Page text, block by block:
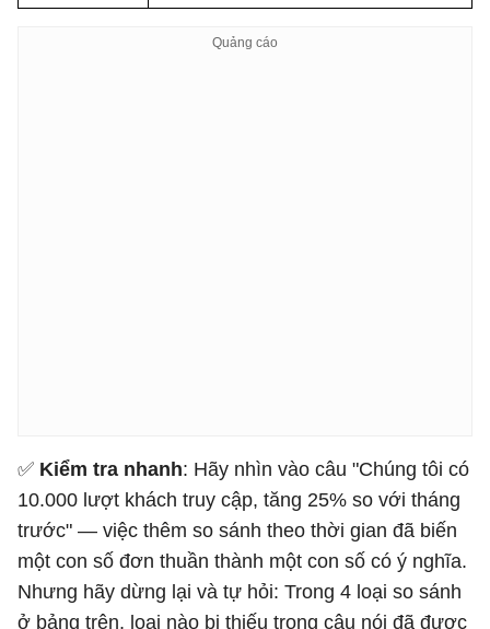
✅ Kiểm tra nhanh: Hãy nhìn vào câu "Chúng tôi có
10.000 lượt khách truy cập, tăng 25% so với tháng
trước" — việc thêm so sánh theo thời gian đã biến
một con số đơn thuần thành một con số có ý nghĩa.
Nhưng hãy dừng lại và tự hỏi: Trong 4 loại so sánh
ở bảng trên, loại nào bị thiếu trong câu nói đã được